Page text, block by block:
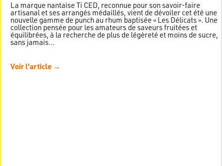
La marque nantaise Ti CED, reconnue pour son savoir-faire
artisanal et ses arrangés médaillés, vient de dévoiler cet été une
nouvelle gamme de punch au rhum baptisée « Les Délicats ». Une
collection pensée pour les amateurs de saveurs fruitées et
équilibrées, à la recherche de plus de légèreté et moins de sucre,
sans jamais…
Voir l'article →